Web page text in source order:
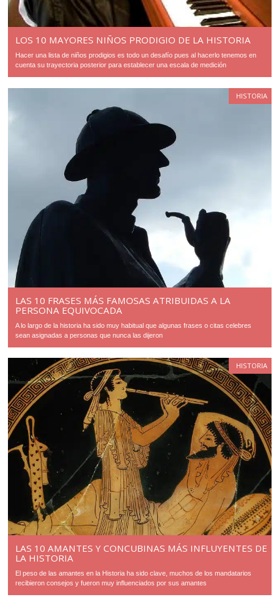
LOS 10 MAYORES NIÑOS PRODIGIO DE LA HISTORIA
Hacer una lista de niños prodigios es todo un desafío pues al hacerlo tenemos en
cuenta su trayectoria posterior para establecer una escala de medición
HISTORIA
LAS 10 FRASES MÁS FAMOSAS ATRIBUIDAS A LA
PERSONA EQUIVOCADA
A lo largo de la historia ha sido muy habitual que algunas frases o citas celebres
sean asignadas a personas que nunca las dijeron
HISTORIA
LAS 10 AMANTES Y CONCUBINAS MÁS INFLUYENTES DE
LA HISTORIA
El peso de las amantes en la Historia ha sido clave, muchos de los mandatarios
recibieron consejos y fueron muy influenciados por sus amantes